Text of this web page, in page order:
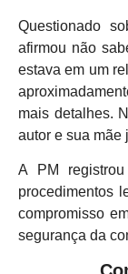
Questionado
afirmou não
estava em um
mais detalhes.
autor e sua mãe
A PM
procedimentos
compromisso
segurança da